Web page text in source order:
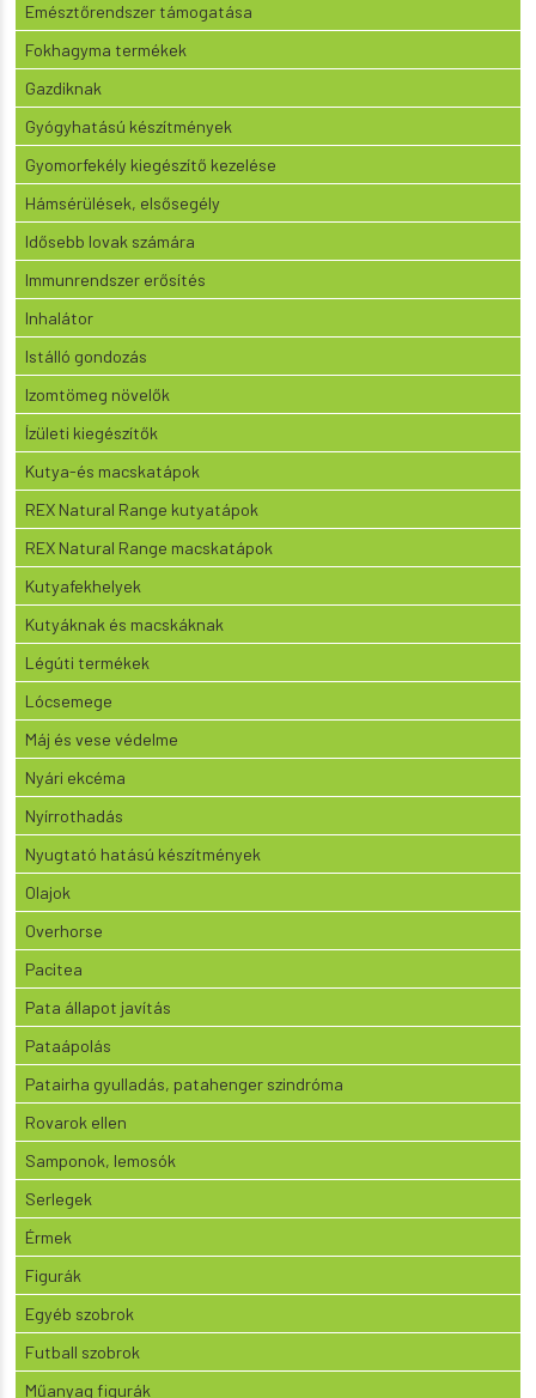
Emésztőrendszer támogatása
Fokhagyma termékek
Gazdiknak
Gyógyhatású készítmények
Gyomorfekély kiegészítő kezelése
Hámsérülések, elsősegély
Idősebb lovak számára
Immunrendszer erősítés
Inhalátor
Istálló gondozás
Izomtömeg növelők
Ízületi kiegészítők
Kutya-és macskatápok
REX Natural Range kutyatápok
REX Natural Range macskatápok
Kutyafekhelyek
Kutyáknak és macskáknak
Légúti termékek
Lócsemege
Máj és vese védelme
Nyári ekcéma
Nyírrothadás
Nyugtató hatású készítmények
Olajok
Overhorse
Pacitea
Pata állapot javítás
Pataápolás
Patairha gyulladás, patahenger szindróma
Rovarok ellen
Samponok, lemosók
Serlegek
Érmek
Figurák
Egyéb szobrok
Futball szobrok
Műanyag figurák